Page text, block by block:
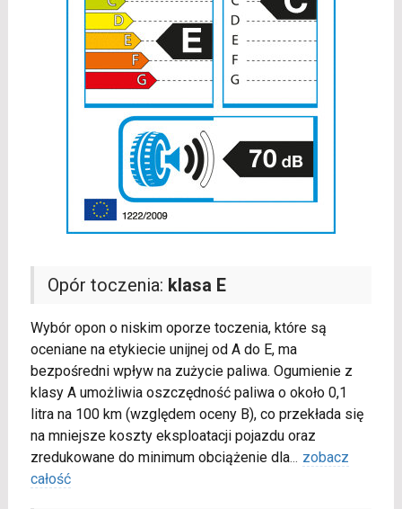
Opór toczenia: klasa E
Wybór opon o niskim oporze toczenia, które są
oceniane na etykiecie unijnej od A do E, ma
bezpośredni wpływ na zużycie paliwa. Ogumienie z
klasy A umożliwia oszczędność paliwa o około 0,1
litra na 100 km (względem oceny B), co przekłada się
na mniejsze koszty eksploatacji pojazdu oraz
zredukowane do minimum obciążenie dla... zobacz
całość